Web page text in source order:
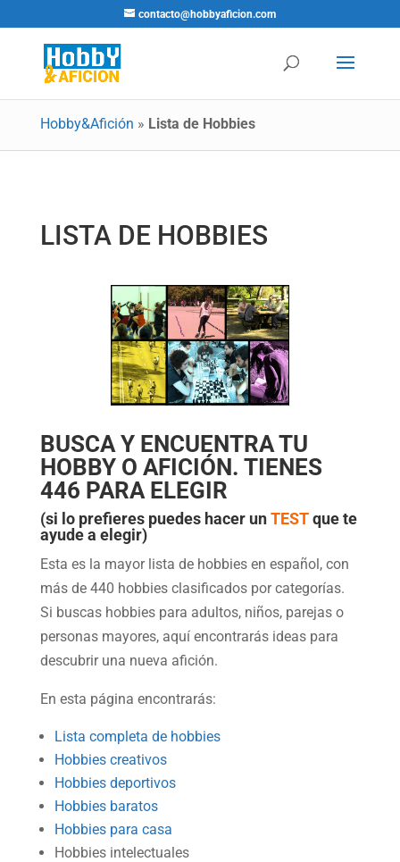
contacto@hobbyaficion.com
Hobby&Afición » Lista de Hobbies
LISTA DE HOBBIES
BUSCA Y ENCUENTRA TU
HOBBY O AFICIÓN. TIENES
446 PARA ELEGIR
(si lo prefieres puedes hacer un TEST que te
ayude a elegir)
Esta es la mayor lista de hobbies en español, con
más de 440 hobbies clasificados por categorías.
Si buscas hobbies para adultos, niños, parejas o
personas mayores, aquí encontrarás ideas para
descubrir una nueva afición.
En esta página encontrarás:
Lista completa de hobbies
Hobbies creativos
Hobbies deportivos
Hobbies baratos
Hobbies para casa
Hobbies intelectuales